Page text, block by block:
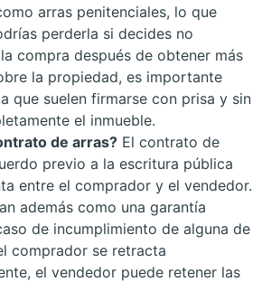
arras penitenciales, lo que
perderla si decides no
compra después de obtener más
la propiedad, es importante
que suelen firmarse con prisa y sin
el inmueble.
de arras? El contrato de
previo a la escritura pública
entre el comprador y el vendedor.
además como una garantía
de incumplimiento de alguna de
comprador se retracta
el vendedor puede retener las